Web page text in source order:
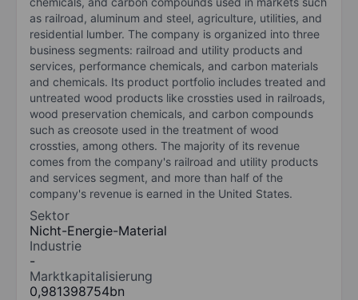
as railroad, aluminum and steel, agriculture, utilities, and
residential lumber. The company is organized into three
business segments: railroad and utility products and
services, performance chemicals, and carbon materials
and chemicals. Its product portfolio includes treated and
untreated wood products like crossties used in railroads,
wood preservation chemicals, and carbon compounds
such as creosote used in the treatment of wood
crossties, among others. The majority of its revenue
comes from the company's railroad and utility products
and services segment, and more than half of the
company's revenue is earned in the United States.
Sektor
Nicht-Energie-Material
Industrie
-
Marktkapitalisierung
0,981398754bn